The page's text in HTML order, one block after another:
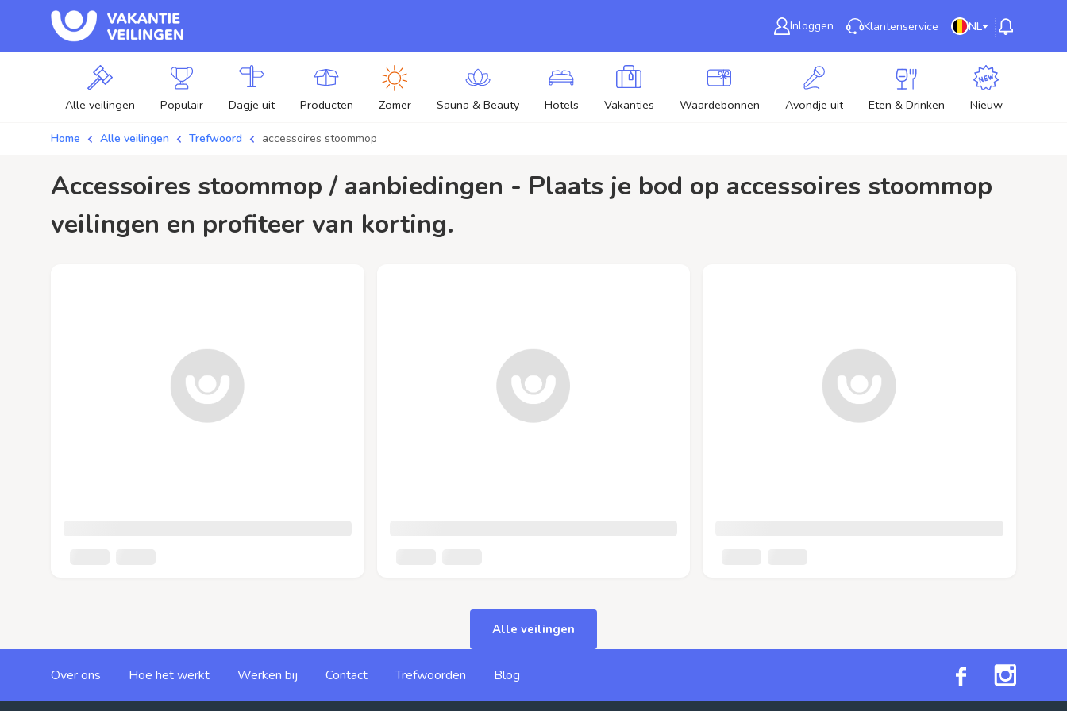
Inloggen Klantenservice NL
Alle veilingen Populair Dagje uit Producten Zomer Sauna & Beauty Hotels Vakanties Waardebonnen Avondje uit Eten & Drinken Nieuw
Home Alle veilingen Trefwoord accessoires stoommop
accessoires stoommop / aanbiedingen - Plaats je bod op accessoires stoommop
veilingen en profiteer van korting.
Alle veilingen
Over ons Hoe het werkt Werken bij Contact Trefwoorden Blog